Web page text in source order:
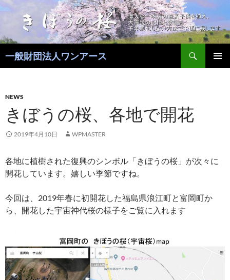
コ
ン
ツ
へ
一般財団法人ワンアース
NEWS
きぼうの桜、各地で開花
2019年4月10日 WPMASTER
各地に植樹された復興のシンボル「きぼうの桜」が次々に
開花しています。嬉しい季節ですね。
今回は、2019年春に初開花した福島県浪江町と富岡町か
ら、開花した宇宙神代桜の様子をご覧に入れます